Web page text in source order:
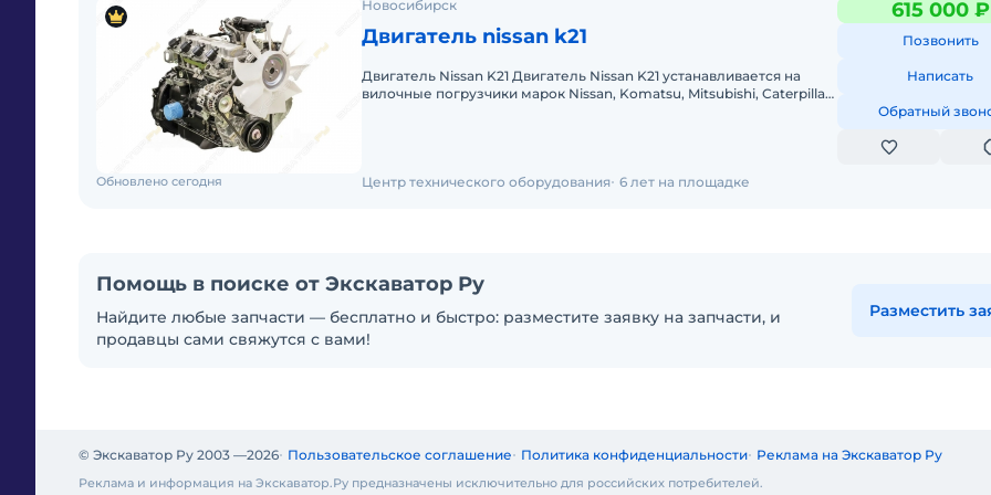
Новосибирск
Двигатель nissan k21
Двигатель Nissan K21 Двигатель Nissan K21 устанавливается на
вилочные погрузчики марок Nissan, Komatsu, Mitsubishi, Caterpillar
615 000 ₽
Позвонить
Написать
Обратный
Обновлено сегодня Центр технического оборудования 6 лет на площадке
Помощь в поиске от Экскаватор Ру
Найдите любые запчасти — бесплатно и быстро: разместите заявку на запчасти, и
продавцы сами свяжутся с вами!
Разместить
© Экскаватор Ру 2003 —2026 Пользовательское соглашение Политика конфиденциальности Реклама на Экскаватор Ру
Реклама и информация на Экскаватор.Ру предназначены исключительно для российских потребителей.